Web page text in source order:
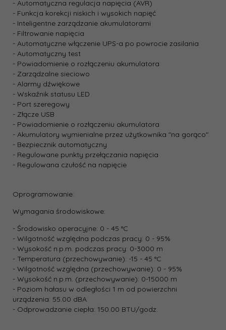
- Automatyczna regulacja napięcia (AVR)
- Funkcja korekcji niskich i wysokich napięć
- Inteligentne zarządzanie akumulatorami
- Filtrowanie napięcia
- Automatyczne włączenie UPS-a po powrocie zasilania
- Automatyczny test
- Powiadomienie o rozłączeniu akumulatora
- Zarządzalne sieciowo
- Alarmy dźwiękowe
- Wskaźnik statusu LED
- Port szeregowy
- Złącze USB
- Powiadomienie o rozłączeniu akumulatora
- Akumulatory wymienialne przez użytkownika "na gorąco"
- Bezpiecznik automatyczny
- Regulowane punkty przełączania napięcia
- Regulowana czułość na napięcie
Oprogramowanie:
Wymagania środowiskowe:
- Środowisko operacyjne: 0 - 45 °C
- Wilgotność względna podczas pracy: 0 - 95%
- Wysokość n.p.m. podczas pracy: 0-3000 m
- Temperatura (przechowywanie): -15 - 45 °C
- Wilgotność względna (przechowywanie): 0 - 95%
- Wysokość n.p.m. (przechowywanie): 0-15000 m
- Poziom hałasu w odległości 1 m od powierzchni
urządzenia: 55.00 dBA
- Odprowadzanie ciepła: 150.00 BTU/godz.